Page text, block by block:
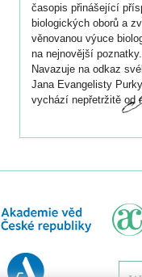
časopis přinášející
biologických oborů a
věnovanou výuce
na nejnovější poznatky.
Navazuje na odkaz
Jana Evangelisty
vychází nepřetržitě od